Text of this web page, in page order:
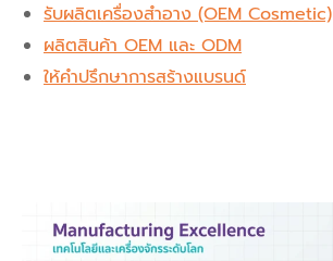
รับผลิตเครื่องสำอาง (OEM Cosmetic)
ผลิตสินค้า OEM และ ODM
ให้คำปรึกษาการสร้างแบรนด์